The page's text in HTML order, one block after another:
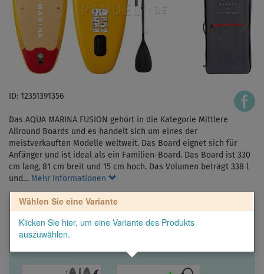
ID: 12351391356
Das AQUA MARINA FUSION gehört in die Kategorie Mittlere
Allround Boards und es handelt sich um eines der
meistverkauften Modelle weltweit. Das Board eignet sich für
Anfänger und ist ideal als ein Familien-Board. Das Board ist 330
cm lang, 81 cm breit und 15 cm hoch. Das Volumen beträgt 338 l
und… Mehr Informationen
Wählen Sie eine Variante
Klicken Sie hier, um eine Variante des Produkts
auszuwählen.